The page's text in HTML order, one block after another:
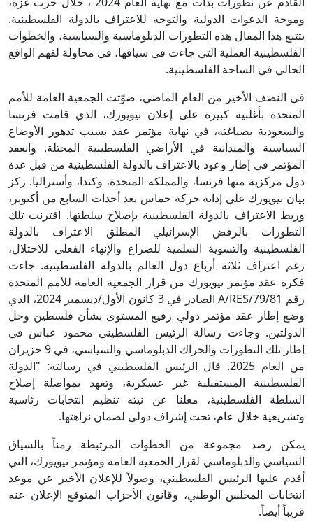
وموجة الدعوات الدولية والتوجه للاعتراف بالدولة الفلسطينية.
يتتبع هذا المقال هذه التطورات الدبلوماسية والسياسية، والخطوات
الفلسطينية العملية التي جاءت في سياقها، في محاولة لفهم الواقع
الحالي في الساحة الفلسطينية.
في النصف الأخير من العام الماضي، صوّتت الجمعية العامة للأمم
المتحدة بأغلبية كبيرة على إعلان نيويورك، الذي قامت فرنسا
والسعودية بصياغته، في نهاية مؤتمر عقد بسبب تدهور الأوضاع
السياسية والميدانية في الأراضي الفلسطينية المحتلة. وانعقد
المؤتمر في إطار وعود بالاعتراف بالدولة الفلسطينية من قبل عدة
دول مركزية منها فرنسا، والمملكة المتحدة، وكندا، وأستراليا. ركز
بيان نيويورك على إدانة حركة حماس بعد أحداث السابع من أكتوبر،
وربط الاعتراف بالدولة الفلسطينية بإصلاح سلطتها. اقترنت تلك
التطورات بالرفض الإسرائيلي المطلق الاعتراف بالدولة
الفلسطينية والتسوية السلمية للصراع والإنهاء الفعلي للاحتلال،
رغم اعتراف ثلاثة أرباع دول العالم بالدولة الفلسطينية. جاءت
فكرة عقد مؤتمر نيويورك من قرار الجمعية العامة للأمم المتحدة
رقم A/RES/79/81 الصادر في 3 كانون الأول/ديسمبر 2024، الذي
وضع إطار عقد مؤتمر دولي رفيع المستوى بشأن فلسطين وحل
الدولتين. وجاءت رسالة الرئيس الفلسطيني محمود عباس في
إطار تلك التطورات والحراك الدبلوماسي والسياسي، في 9 حزيران
من العام 2025. قال الرئيس الفلسطيني في رسالته: "الدولة
الفلسطينية المستقبلية غير عسكرية، وتعهد بمواصلة إصلاح
السلطة الفلسطينية، معلنا عن نيته تنظيم انتخابات رئاسية
وتشريعية خلال عام، تحت إشراف دولي لضمان نزاهتها.
يمكن رصد مجموعة من الخطوات المرتبطة زمناً بالسياق
السياسي والدبلوماسي لقرار الجمعية العامة ومؤتمر نيويورك، التي
أقدم عليها الرئيس الفلسطيني، وصولاً للإعلان الأخير عن موعد
انتخابات المجلس الوطني، وقانون الأحزاب المتوقع الإعلان عنه
قريباً أيضاً.